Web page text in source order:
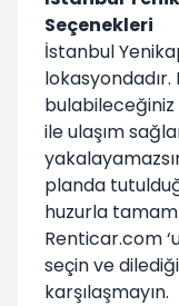
Seçenekleri
İstanbul
bulabileceğiniz
ile ulaşım
planda
huzurla
Renticar.com
seçin ve
karşılaşmayın.